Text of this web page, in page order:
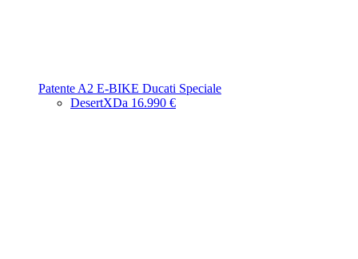
Patente A2 E-BIKE Ducati Speciale
DesertXDa 16.990 €